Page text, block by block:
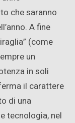
che saranno
A fine
(come
un
in soli
il carattere
di una
tecnologia, nel